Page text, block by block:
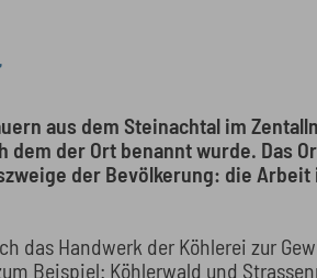
aus dem Steinachtal im
dem der Ort benannt wurde. Das
der Bevölkerung: die Arbeit
das Handwerk der Köhlerei zur
Beispiel: Köhlerwald und